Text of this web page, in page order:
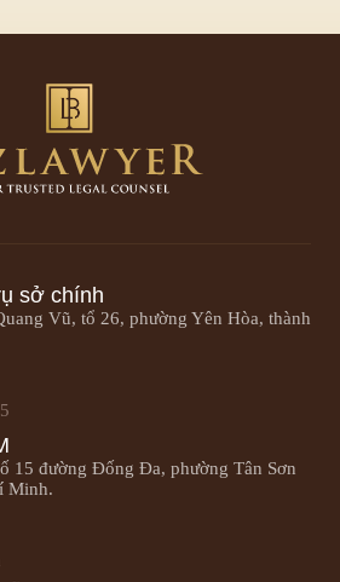
sở chính
Vũ, tổ 26, phường Yên Hòa, thành
15 đường Đống Đa, phường Tân Sơn
Minh.